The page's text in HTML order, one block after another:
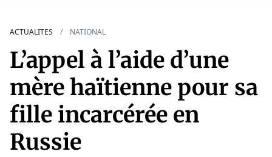
ACTUALITES NATIONAL
L’appel à l’aide d’une
mère haïtienne pour sa
fille incarcérée en
Russie